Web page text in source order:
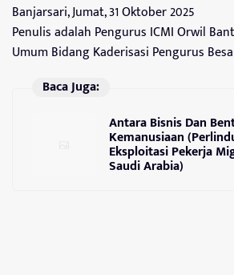
Banjarsari, Jumat, 31 Oktober 2025
Penulis adalah Pengurus ICMI Orwil
Umum Bidang Kaderisasi Pengurus
Baca Juga:
Antara Bisnis Dan
Kemanusiaan
Eksploitasi Pekerja
Saudi Arabia)